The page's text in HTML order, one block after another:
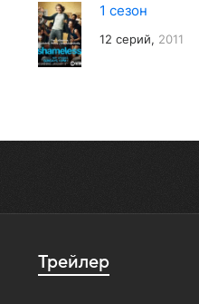
1 сезон
12 серий, 2011
Трейлер